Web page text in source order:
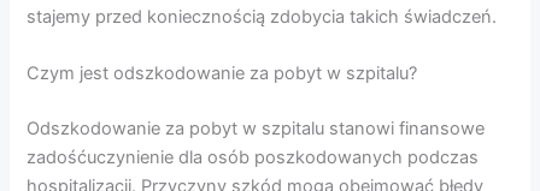
stajemy przed koniecznością zdobycia takich świadczeń.
Czym jest odszkodowanie za pobyt w szpitalu?
Odszkodowanie za pobyt w szpitalu stanowi finansowe
zadośćuczynienie dla osób poszkodowanych podczas
hospitalizacji. Przyczyny szkód mogą obejmować błędy